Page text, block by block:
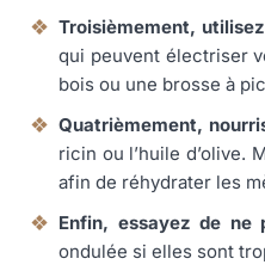
Troisièmement,
qui peuvent électriser
bois ou une brosse à
Quatrièmement,
ricin ou l’huile d’olive.
afin de réhydrater les
Enfin, essayez de ne
ondulée si elles sont